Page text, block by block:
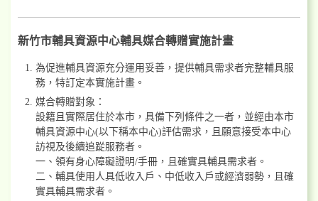
新竹市輔具資源中心輔具媒合轉贈實施計畫
為促進輔具資源充分運用妥善，提供輔具需求者完整輔具服
務，特訂定本實施計畫。
媒合轉贈對象：
設籍且實際居住於本市，具備下列條件之一者，並經由本市
輔具資源中心(以下稱本中心)評估需求，且願意接受本中心
訪視及後續追踨服務者。
一、領有身心障礙證明/手冊，且確實具輔具需求者。
二、輔具使用人具低收入戶、中低收入戶或經濟弱勢，且確
實具輔具需求者。